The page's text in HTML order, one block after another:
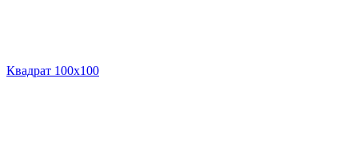
Квадрат 100х100